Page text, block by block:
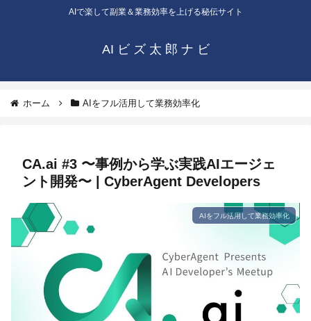
AIで楽して副業＆業務効率を上げる秘伝サイト
AI ビ ズ 太 郎 ナ ビ
ホーム AIをフル活用して業務効率化
CA.ai #3 〜事例から学ぶ実践AIエージェ
ント開発〜 | CyberAgent Developers
AIをフル活用して業務効率化